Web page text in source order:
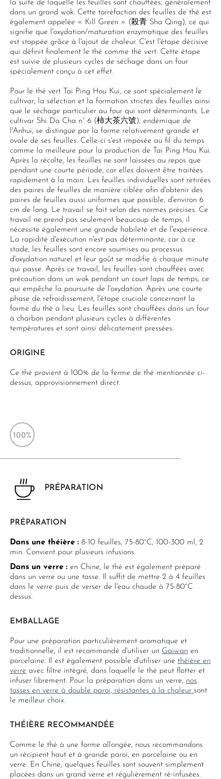
la suite de laquelle les feuilles sont chauffées, généralement
dans un grand wok. Cette torréfaction des feuilles de thé est
également appelée « Kill Green » (殺青 Sha Qing), ce qui
signifie que l'oxydation/maturation enzymatique des feuilles
est stoppée grâce à l'ajout de chaleur. C'est l'étape décisive
qui définit finalement le thé comme thé vert. Cette étape
est suivie de plusieurs cycles de séchage dans un four
spécialement conçu à cet effet.
Pour le thé vert Tai Ping Hou Kui, ce sont spécialement le
cultivar, la sélection et la formation strictes des feuilles ainsi
que le séchage particulier au four qui sont déterminants. Le
cultivar Shi Da Cha n° 6 (柿大茶六號), endémique de
l'Anhui, se distingue par la forme relativement grande et
ovale de ses feuilles. Celle-ci s'est imposée au fil du temps
comme la meilleure pour la production de Tai Ping Hou Kui.
Après la récolte, les feuilles ne sont laissées au repos que
pendant une courte période, car elles doivent être traitées
rapidement à la main. Les feuilles individuelles sont retirées
des paires de feuilles de manière ciblée afin d'obtenir des
paires de feuilles aussi uniformes que possible, d'environ 6
cm de long. Le travail se fait selon des normes précises. Ce
travail ne prend pas seulement beaucoup de temps, il
nécessite également une grande habileté et de l'expérience.
La rapidité d'exécution n'est pas déterminante, car à ce
stade, les feuilles sont encore soumises au processus
d'oxydation naturel et leur goût se modifie à chaque minute
qui passe. Après ce travail, les feuilles sont chauffées avec
précaution dans un wok pendant un court laps de temps, ce
qui empêche la poursuite de l'oxydation. Après une courte
phase de refroidissement, l'étape cruciale concernant la
forme du thé a lieu. Les feuilles sont chauffées dans un four
à charbon pendant plusieurs cycles à différentes
températures et sont ainsi délicatement pressées.
ORIGINE
Ce thé provient à 100% de la ferme de thé mentionnée ci-
dessus, approvisionnement direct.
PRÉPARATION
PRÉPARATION
Dans une théière : 8-10 feuilles, 75-80°C, 100-300 ml, 2
min. Convient pour plusieurs infusions.
Dans un verre : en Chine, le thé est également préparé
dans un verre ou une tasse. Il suffit de mettre 2 à 4 feuilles
dans le verre puis de verser de l'eau chaude à 75-80°C
dessus.
EMBALLAGE
Pour une préparation particulièrement aromatique et
traditionnelle, il est recommandé d'utiliser un Gaiwan en
porcelaine. Il est également possible d'utiliser une théière en
verre avec filtre intégré, dans laquelle le thé peut flotter et
infuser librement. Pour la préparation dans un verre, nos
tasses en verre à double paroi, résistantes à la chaleur sont
le meilleur choix.
THÉIÈRE RECOMMANDÉE
Comme le thé à une forme allongée, nous recommandons
un récipient haut et à grande paroi, en porcelaine ou en
verre. En Chine, quelques feuilles sont souvent simplement
placées dans un grand verre et régulièrement ré-infusées.